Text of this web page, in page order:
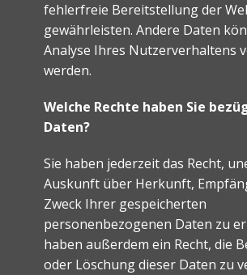
fehlerfreie Bereitstellung der
gewährleisten. Andere Daten
Analyse Ihres Nutzerverhaltens
werden.
Welche Rechte haben Sie
Daten?
Sie haben jederzeit das Recht,
Auskunft über Herkunft,
Zweck Ihrer gespeicherten
personenbezogenen Daten zu
haben außerdem ein Recht, die
oder Löschung dieser Daten zu